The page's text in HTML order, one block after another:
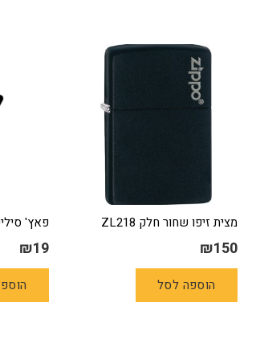
מצית זיפו שחור חלק ZL218
₪150
הוספה לסל
פאץ'
₪19